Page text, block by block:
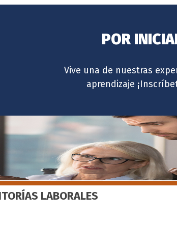
POR
Vive una de nuestras
aprendizaje
LABORALES